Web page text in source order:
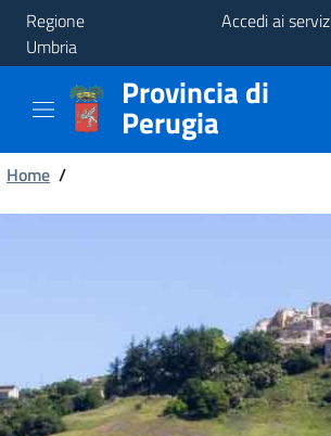
Regione
Umbria
Accedi ai
Provincia
Aree
Tematiche
Provincia di
Perugia
Briciole
di
Home /